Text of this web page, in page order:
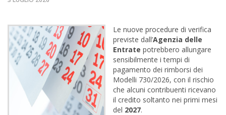
Le nuove procedure di verifica
previste dall’Agenzia delle
Entrate potrebbero allungare
sensibilmente i tempi di
pagamento dei rimborsi dei
Modelli 730/2026, con il rischio
che alcuni contribuenti ricevano
il credito soltanto nei primi mesi
del 2027.